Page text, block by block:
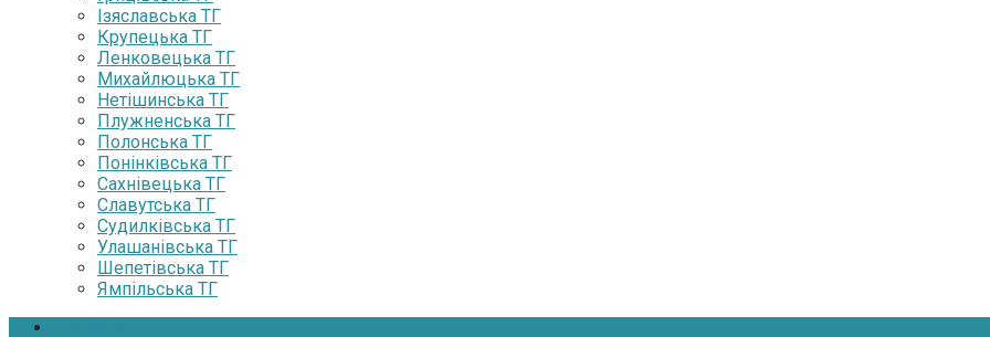
Ізяславська ТГ
Крупецька ТГ
Ленковецька ТГ
Михайлюцька ТГ
Нетішинська ТГ
Плужненська ТГ
Полонська ТГ
Понінківська ТГ
Сахнівецька ТГ
Славутська ТГ
Судилківська ТГ
Улашанівська ТГ
Шепетівська ТГ
Ямпільська ТГ